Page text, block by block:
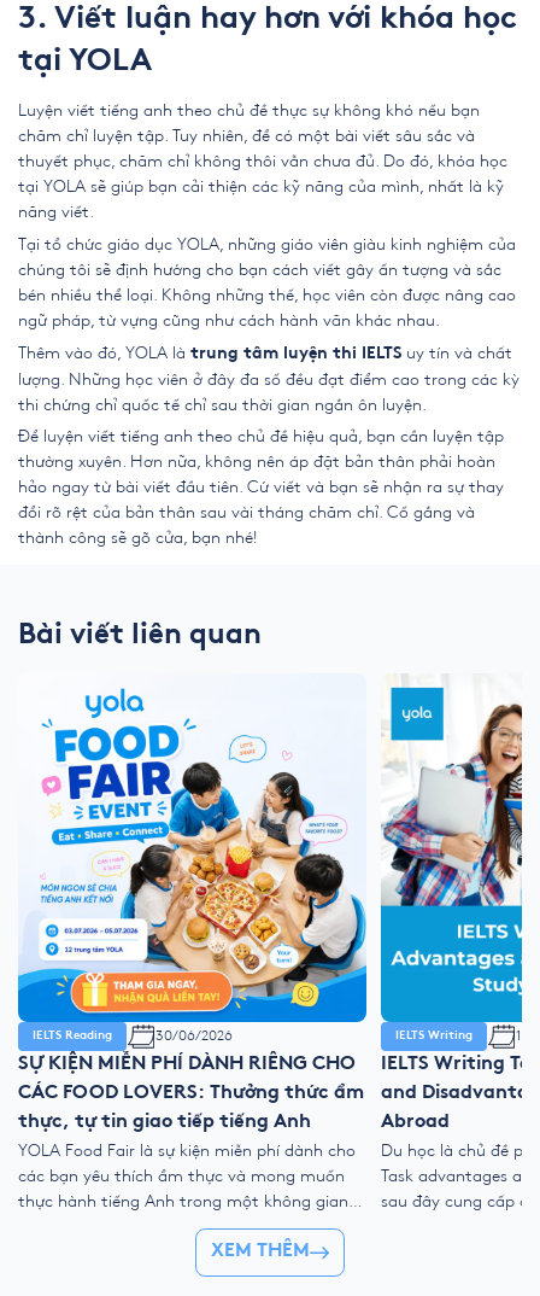
3. Viết luận hay hơn với khóa học
tại YOLA
Luyện viết tiếng anh theo chủ đề thực sự không khó nếu bạn
chăm chỉ luyện tập. Tuy nhiên, để có một bài viết sâu sắc và
thuyết phục, chăm chỉ không thôi vẫn chưa đủ. Do đó, khóa học
tại YOLA sẽ giúp bạn cải thiện các kỹ năng của mình, nhất là kỹ
năng viết.
Tại tổ chức giáo dục YOLA, những giáo viên giàu kinh nghiệm của
chúng tôi sẽ định hướng cho bạn cách viết gây ấn tượng và sắc
bén nhiều thể loại. Không những thế, học viên còn được nâng cao
ngữ pháp, từ vựng cũng như cách hành văn khác nhau.
Thêm vào đó, YOLA là trung tâm luyện thi IELTS uy tín và chất
lượng. Những học viên ở đây đa số đều đạt điểm cao trong các kỳ
thi chứng chỉ quốc tế chỉ sau thời gian ngắn ôn luyện.
Để luyện viết tiếng anh theo chủ đề hiệu quả, bạn cần luyện tập
thường xuyên. Hơn nữa, không nên áp đặt bản thân phải hoàn
hảo ngay từ bài viết đầu tiên. Cứ viết và bạn sẽ nhận ra sự thay
đổi rõ rệt của bản thân sau vài tháng chăm chỉ. Cố gắng và
thành công sẽ gõ cửa, bạn nhé!
Bài viết liên quan
IELTS Reading 30/06/2026
SỰ KIỆN MIỄN PHÍ DÀNH RIÊNG CHO
CÁC FOOD LOVERS: Thưởng thức ẩm
thực, tự tin giao tiếp tiếng Anh
YOLA Food Fair là sự kiện miễn phí dành cho
các bạn yêu thích ẩm thực và mong muốn
thực hành tiếng Anh trong một không gian
gần gũi, vui vẻ và nhiều trải nghiệm tương
tác. Tại sự kiện, học viên có thể mang món
ăn yêu thích đến YOLA, cùng bạn bè thưởng
IELTS Writing 11/
IELTS Writing
and
Abroad
Du học là chủ đề
Task advantages
sau đây cung cấp
XEM THÊM